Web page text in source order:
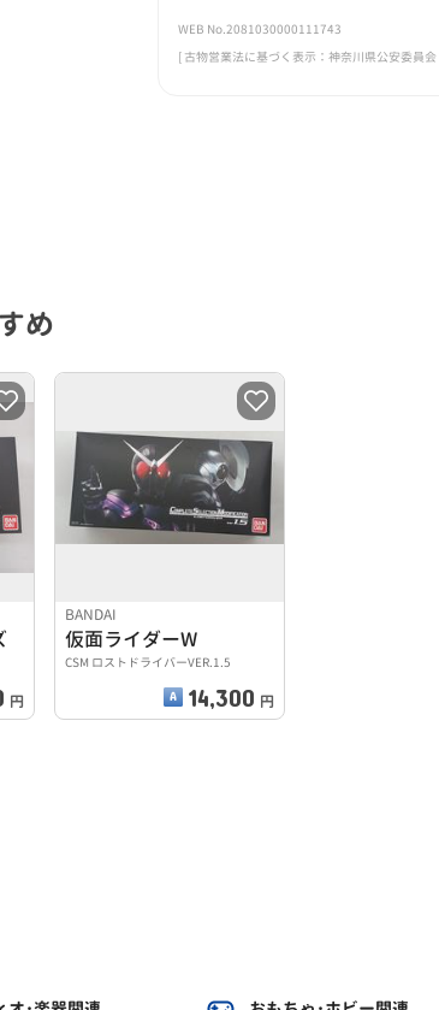
WEB No.2081030000111743
[ 古物営業法に基づく表示：神奈川県公安委員
め
円
BANDAI
仮面ライダーW
CSM ロストドライバーVER.1.5
14,300 円